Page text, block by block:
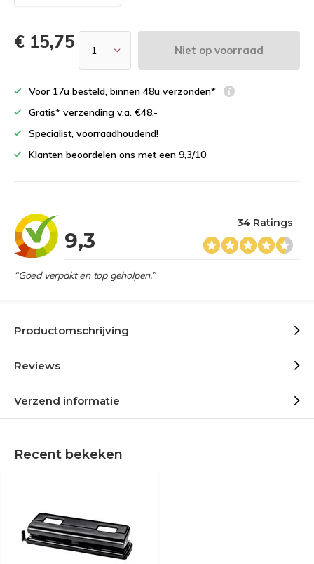
€ 15,75 Niet op voorraad
Voor 17u besteld, binnen 48u verzonden*
Gratis* verzending v.a. €48,-
Specialist, voorraadhoudend!
Klanten beoordelen ons met een 9,3/10
9,3
34 Ratings
“Goed verpakt en top geholpen.”
Productomschrijving
Reviews
Verzend informatie
Recent bekeken